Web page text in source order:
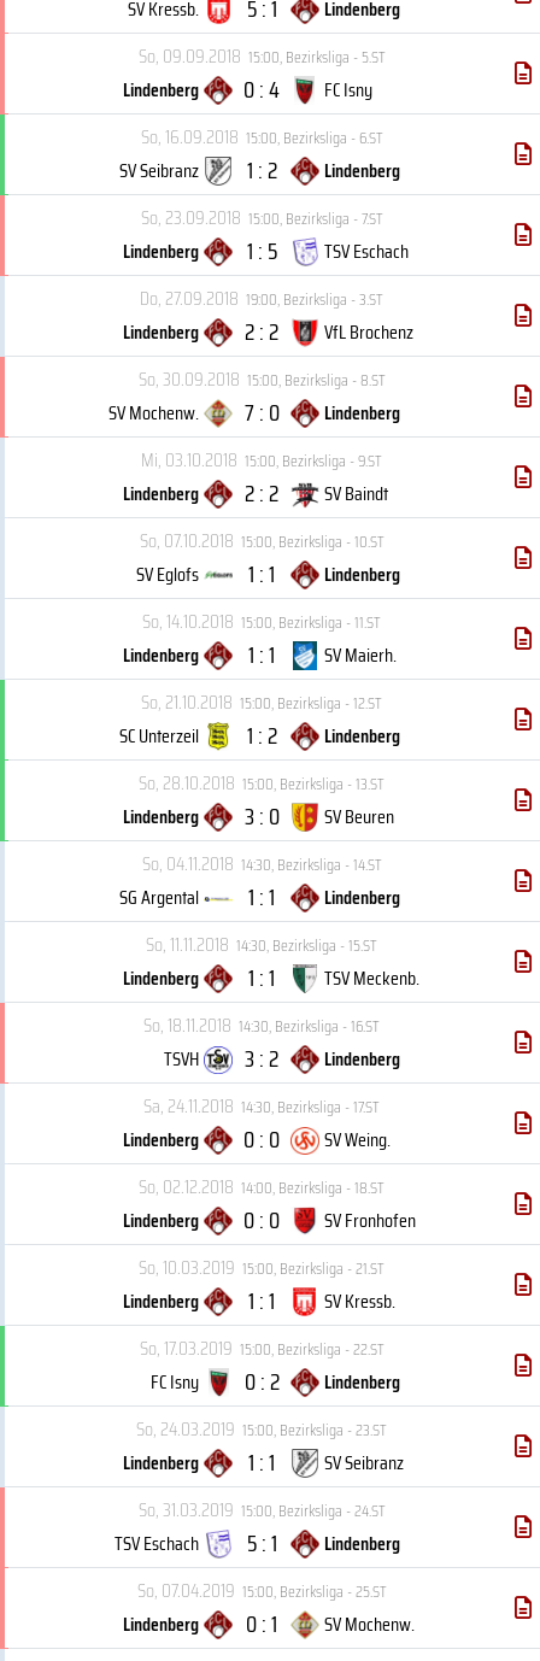
SV Kressb. 5 : 1
Lindenberg
So, 09.09.2018 15:00,Bezirksliga - 5.ST
Lindenberg 0 : 4
FC Isny
So, 16.09.2018 15:00,Bezirksliga - 6.ST
SV Seibranz 1 : 2
Lindenberg
So, 23.09.2018 15:00,Bezirksliga - 7.ST
Lindenberg 1 : 5
TSV Eschach
Do, 27.09.2018 19:00,Bezirksliga - 3.ST
Lindenberg 2 : 2
VfL Brochenz
So, 30.09.2018 15:00,Bezirksliga - 8.ST
SV Mochenw. 7 : 0
Lindenberg
Mi, 03.10.2018 15:00,Bezirksliga - 9.ST
Lindenberg 2 : 2
SV Baindt
So, 07.10.2018 15:00,Bezirksliga - 10.ST
SV Eglofs 1 : 1
Lindenberg
So, 14.10.2018 15:00,Bezirksliga - 11.ST
Lindenberg 1 : 1
SV Maierh.
So, 21.10.2018 15:00,Bezirksliga - 12.ST
SC Unterzeil 1 : 2
Lindenberg
So, 28.10.2018 15:00,Bezirksliga - 13.ST
Lindenberg 3 : 0
SV Beuren
So, 04.11.2018 14:30,Bezirksliga - 14.ST
SG Argental 1 : 1
Lindenberg
So, 11.11.2018 14:30,Bezirksliga - 15.ST
Lindenberg 1 : 1
TSV Meckenb.
So, 18.11.2018 14:30,Bezirksliga - 16.ST
TSVH 3 : 2
Lindenberg
Sa, 24.11.2018 14:30,Bezirksliga - 17.ST
Lindenberg 0 : 0
SV Weing.
So, 02.12.2018 14:00,Bezirksliga - 18.ST
Lindenberg 0 : 0
SV Fronhofen
So, 10.03.2019 15:00,Bezirksliga - 21.ST
Lindenberg 1 : 1
SV Kressb.
So, 17.03.2019 15:00,Bezirksliga - 22.ST
FC Isny 0 : 2
Lindenberg
So, 24.03.2019 15:00,Bezirksliga - 23.ST
Lindenberg 1 : 1
SV Seibranz
So, 31.03.2019 15:00,Bezirksliga - 24.ST
TSV Eschach 5 : 1
Lindenberg
So, 07.04.2019 15:00,Bezirksliga - 25.ST
Lindenberg 0 : 1
SV Mochenw.